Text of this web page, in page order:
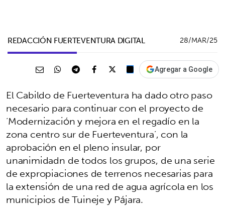
REDACCIÓN FUERTEVENTURA DIGITAL 28/MAR/25
Agregar a Google
El Cabildo de Fuerteventura ha dado otro paso
necesario para continuar con el proyecto de
‘Modernización y mejora en el regadío en la
zona centro sur de Fuerteventura’, con la
aprobación en el pleno insular, por
unanimidadn de todos los grupos, de una serie
de expropiaciones de terrenos necesarias para
la extensión de una red de agua agrícola en los
municipios de Tuineje y Pájara.